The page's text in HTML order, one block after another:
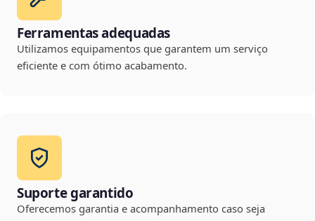
Ferramentas adequadas
Utilizamos equipamentos que garantem um serviço
eficiente e com ótimo acabamento.
Suporte garantido
Oferecemos garantia e acompanhamento caso seja